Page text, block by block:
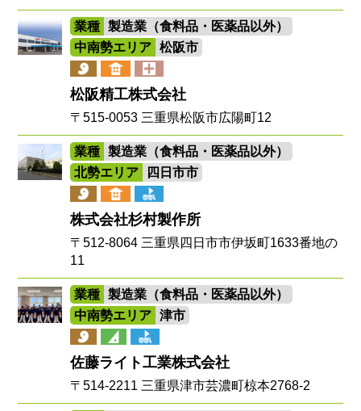
業種
製造業（食料品・医薬品以外）
中南勢エリア
松阪市
松阪精工株式会社
〒515-0053 三重県松阪市広陽町12
業種
製造業（食料品・医薬品以外）
北勢エリア
四日市市
株式会社杉村製作所
〒512-8064 三重県四日市市伊坂町1633番地の
11
業種
製造業（食料品・医薬品以外）
中南勢エリア
津市
佐藤ライト工業株式会社
〒514-2211 三重県津市芸濃町椋本2768-2